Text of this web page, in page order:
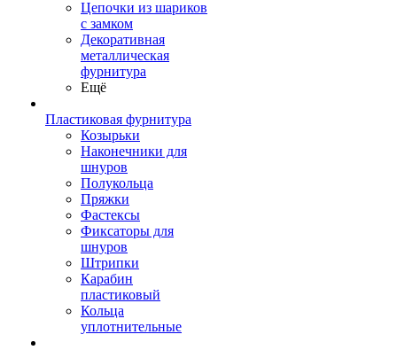
Цепочки из шариков
с замком
Декоративная
металлическая
фурнитура
Ещё
Пластиковая фурнитура
Козырьки
Наконечники для
шнуров
Полукольца
Пряжки
Фастексы
Фиксаторы для
шнуров
Штрипки
Карабин
пластиковый
Кольца
уплотнительные